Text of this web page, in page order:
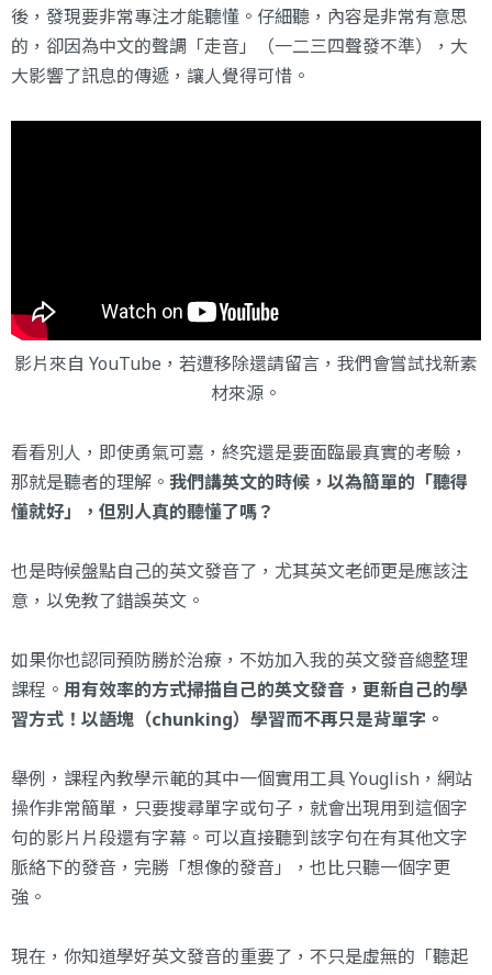
後，發現要非常專注才能聽懂。仔細聽，內容是非常有意思
的，卻因為中文的聲調「走音」（一二三四聲發不準），大
大影響了訊息的傳遞，讓人覺得可惜。
影片來自 YouTube，若遭移除還請留言，我們會嘗試找新素
材來源。
看看別人，即使勇氣可嘉，終究還是要面臨最真實的考驗，
那就是聽者的理解。 我們講英文的時候，以為簡單的「聽得
懂就好」，但別人真的聽懂了嗎？
也是時候盤點自己的英文發音了，尤其英文老師更是應該注
意，以免教了錯誤英文。
如果你也認同預防勝於治療，不妨加入我的英文發音總整理
課程 。 用有效率的方式掃描自己的英文發音，更新自己的學
習方式！以語塊（chunking）學習而不再只是背單字。
舉例，課程內教學示範的其中一個實用工具Youglish ，網站
操作非常簡單，只要搜尋單字或句子，就會出現用到這個字
句的影片片段還有字幕。可以直接聽到該字句在有其他文字
脈絡下的發音，完勝「想像的發音」，也比只聽一個字更
強。
現在，你知道學好英文發音的重要了，不只是虛無的「聽起